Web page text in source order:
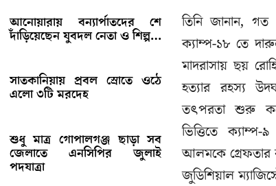
আনোয়ারায় বন্যার্পাতদের শে
দাঁড়িয়েছেন যুবদল নেতা ও শিল্প…
সাতকানিয়ায় প্রবল স্রোতে ওঠে
এলো ৩টি মরদেহ
শুধু মাত্র গোপালগঞ্জ ছাড়া সব
জেলাতে এনসিপির জুলাই
পদযাত্রা
তিনি জানান, গত
ক্যাম্প-১৮ তে
মাদরাসায় ছয়
হত্যার রহস্য
তৎপরতা শুরু
ভিত্তিতে
আলমকে গ্রেফতার
জুডিশিয়াল